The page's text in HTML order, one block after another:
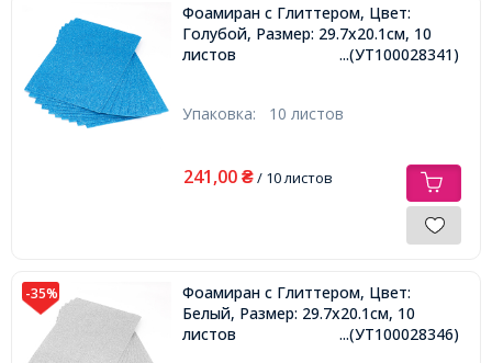
Фоамиран с Глиттером, Цвет:
Голубой, Размер: 29.7x20.1см, 10
листов
...(УТ100028341)
Упаковка: 10 листов
241,00 ₴/ 10 листов
-35%
Фоамиран с Глиттером, Цвет:
Белый, Размер: 29.7x20.1см, 10
листов
...(УТ100028346)